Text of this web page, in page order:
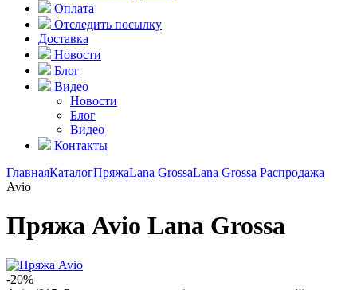
Оплата
Отследить посылку
Доставка
Новости
Блог
Видео
Новости
Блог
Видео
Контакты
ГлавнаяКаталогПряжаLana GrossaLana Grossa Распродажа
Avio
Пряжа Avio Lana Grossa
-20%